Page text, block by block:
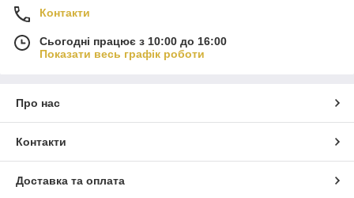
Контакти
Сьогодні працює з 10:00 до 16:00
Показати весь графік роботи
Про нас
Контакти
Доставка та оплата